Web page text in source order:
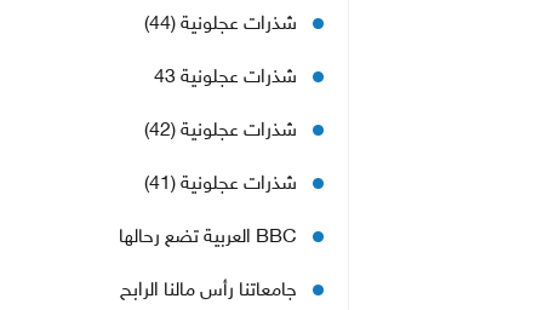
شذرات عجلونية (44)
شذرات عجلونية 43
شذرات عجلونية (42)
شذرات عجلونية (41)
BBC العربية تضع رحالها
جامعاتنا رأس مالنا الرابح